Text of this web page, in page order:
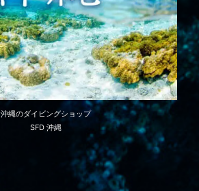
沖縄のダイビングショップ
SFD 沖縄